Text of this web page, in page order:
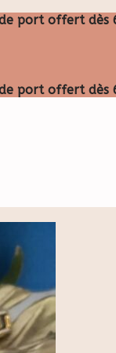
de port offert
de port offert